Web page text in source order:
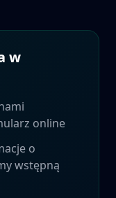
w
online
o
wstępną